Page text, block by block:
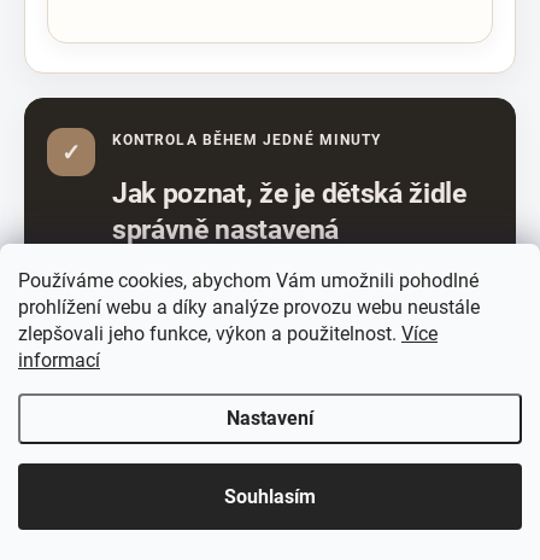
Používáme cookies, abychom Vám umožnili pohodlné
prohlížení webu a díky analýze provozu webu neustále
zlepšovali jeho funkce, výkon a použitelnost. Více
informací
Nastavení
Souhlasím
vybrané produkty. Akce platí pouze po omezenou
✓ KONTROLA BĚHEM JEDNÉ MINUTY
Jak poznat, že je dětská židle
správně nastavená
dítě sedí pánví vzadu a může se opřít